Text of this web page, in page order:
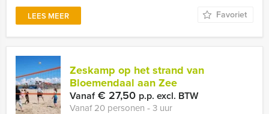
LEES MEER Favoriet
Zeskamp op het strand van
Bloemendaal aan Zee
Vanaf€ 27,50 p.p. excl. BTW
Vanaf 20 personen ‐ 3 uur